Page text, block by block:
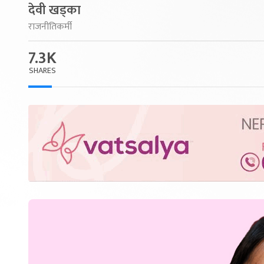
देवी खड्का
राजनीतिकर्मी
7.3K
SHARES